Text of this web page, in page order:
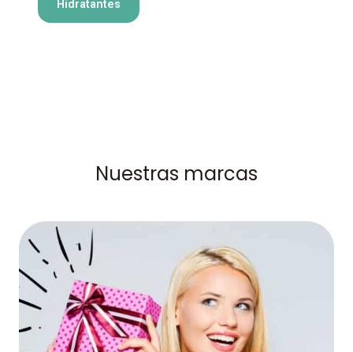
Hidratantes
Nuestras marcas